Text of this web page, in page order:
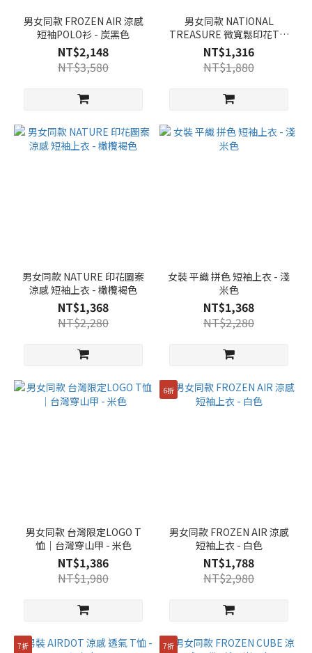
男女同款 FROZEN AIR 涼感
短袖POLO衫 - 炭黑色
NT$2,148
NT$3,580
男女同款 NATIONAL
TREASURE 微寬鬆印花T恤
｜ FRIENDS - 白色
NT$1,316
NT$1,880
男女同款 NATURE 印花圖案
涼感 短袖上衣 - 橄欖褐色
NT$1,368
NT$2,280
女裝 平織 拼色 短袖上衣 - 淺
米色
NT$1,368
NT$2,280
男女同款 台灣限定LOGO T
恤｜台灣穿山甲 - 米色
NT$1,386
NT$1,980
6折
男女同款 FROZEN AIR 涼感
短袖上衣 - 白色
NT$1,788
NT$2,980
7折 7折